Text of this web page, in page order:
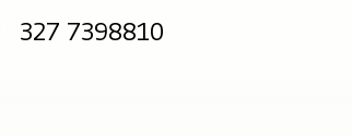
327 7398810